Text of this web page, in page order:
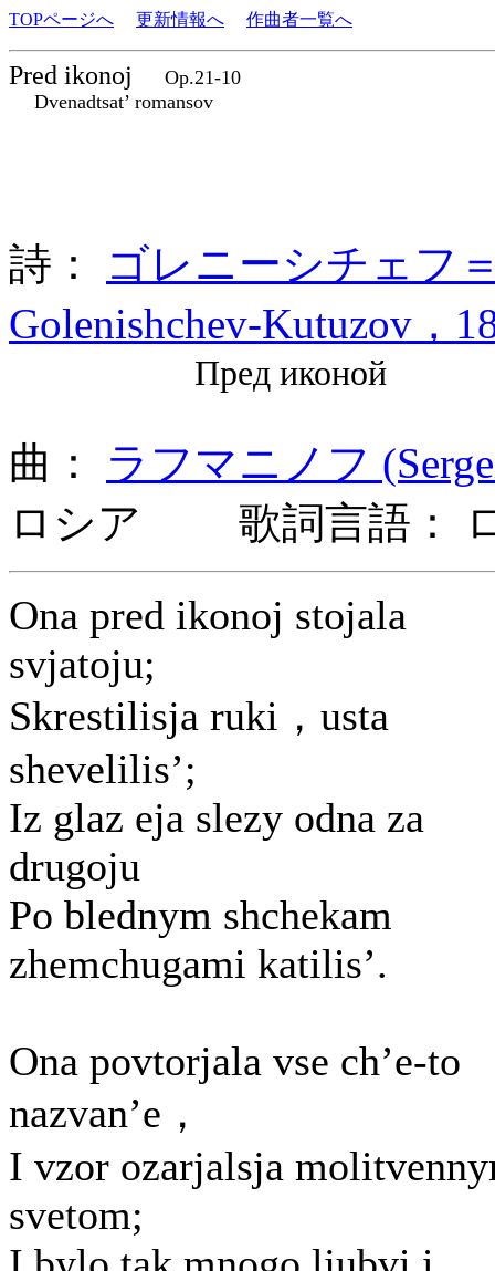
TOPページへ 更新情報へ 作曲者一覧へ
Pred ikonoj
Op.21-10
Dvenadtsat’ romansov
詩：
ゴレニーシチェフ
Golenishchev-Kutuzov，
Пред иконой
曲： ラフマニノフ
ロシア 歌詞言語：
Ona pred ikonoj stojala
svjatoju;
Skrestilisja ruki，usta
shevelilis’;
Iz glaz eja slezy odna za
drugoju
Po blednym shchekam
zhemchugami katilis’.
Ona povtorjala vse ch’e-to
nazvan’e，
I vzor ozarjalsja
svetom;